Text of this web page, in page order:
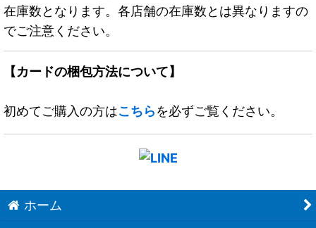
在庫数となります。各店舗の在庫数とは異なりますの
でご注意ください。
【カードの梱包方法について】
初めてご購入の方はこちらを必ずご覧ください。
ホーム